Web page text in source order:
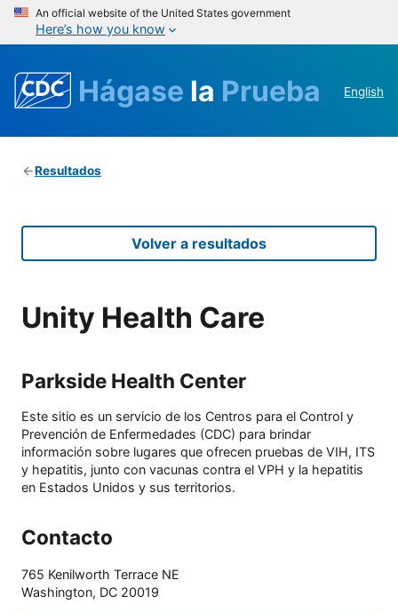
An official website of the United States government
Here’s how you know
Hágase la Prueba English
Resultados
Volver a resultados
Unity Health Care
Parkside Health Center
Este sitio es un servicio de los Centros para el Control y
Prevención de Enfermedades (CDC) para brindar
información sobre lugares que ofrecen pruebas de VIH, ITS
y hepatitis, junto con vacunas contra el VPH y la hepatitis
en Estados Unidos y sus territorios.
Contacto
765 Kenilworth Terrace NE
Washington, DC 20019